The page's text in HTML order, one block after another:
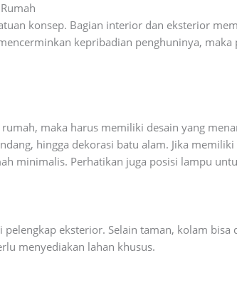
konsep. Bagian interior dan eksterior
kepribadian penghuninya,
maka harus memiliki desain yang
hingga dekorasi batu alam. Jika
minimalis. Perhatikan juga posisi lampu
pelengkap eksterior. Selain taman, kolam
menyediakan lahan khusus.